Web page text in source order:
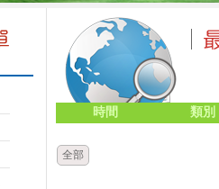
時間 類別
全部